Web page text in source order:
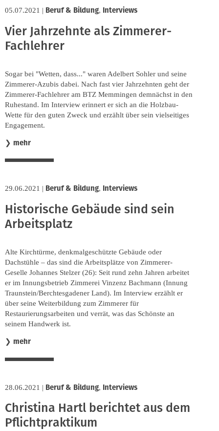
05.07.2021 | Beruf & Bildung, Interviews
Vier Jahrzehnte als Zimmerer-
Fachlehrer
Sogar bei "Wetten, dass..." waren Adelbert Sohler und seine
Zimmerer-Azubis dabei. Nach fast vier Jahrzehnten geht der
Zimmerer-Fachlehrer am BTZ Memmingen demnächst in den
Ruhestand. Im Interview erinnert er sich an die Holzbau-
Wette für den guten Zweck und erzählt über sein vielseitiges
Engagement.
❯ mehr
29.06.2021 | Beruf & Bildung, Interviews
Historische Gebäude sind sein
Arbeitsplatz
Alte Kirchtürme, denkmalgeschützte Gebäude oder
Dachstühle – das sind die Arbeitsplätze von Zimmerer-
Geselle Johannes Stelzer (26): Seit rund zehn Jahren arbeitet
er im Innungsbetrieb Zimmerei Vinzenz Bachmann (Innung
Traunstein/Berchtesgadener Land). Im Interview erzählt er
über seine Weiterbildung zum Zimmerer für
Restaurierungsarbeiten und verrät, was das Schönste an
seinem Handwerk ist.
❯ mehr
28.06.2021 | Beruf & Bildung, Interviews
Christina Hartl berichtet aus dem
Pflichtpraktikum